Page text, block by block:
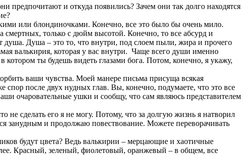
и откуда появились? Зачем они так долго находятся
или блондиночками. Конечно, все это было бы очень мило.
только с дюйм высотой. Конечно, то все абсурд и
душа. Душа – это то, что внутри, под слоем пыли, жира и прочего
валькирия, которая у вас внутри. Чаще всего души именно
котором ты будешь видеть глазами бога. Потом, конечно, я укажу,
ваши чувства. Моей манере письма присуща всякая
после двух нудных глав. Вы, конечно, подумаете, что это все
очаровательные ушки и сообщу, что сам являюсь представителем
не сделать его я не могу. Потому, что за долгую жизнь я натворил
занудным и продолжаю повествование. Можете переворачивать
будут цвета? Ведь валькирии – мерцающие и хаотичные
Красный, зеленый, фиолетовый, оранжевый – в общем, все